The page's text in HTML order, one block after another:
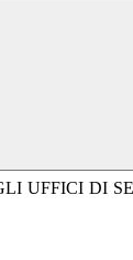
UFFICI DI